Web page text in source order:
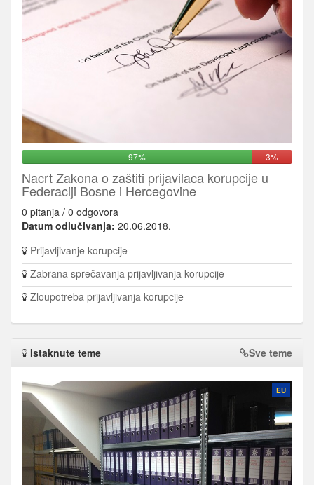
97% 3%
Nacrt Zakona o zaštiti prijavilaca korupcije u
Federaciji Bosne i Hercegovine
0 pitanja / 0 odgovora
Datum odlučivanja: 20.06.2018.
Prijavljivanje korupcije
Zabrana sprečavanja prijavljivanja korupcije
Zloupotreba prijavljivanja korupcije
Istaknute teme Sve teme
EU